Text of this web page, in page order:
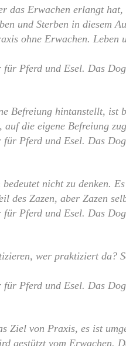
das Erwachen erlangt
und Sterben in diesem
ohne Erwachen. Leben
Pferd und Esel. Das
Befreiung hintanstellt, ist
die eigene Befreiung
Pferd und Esel. Das
nicht zu denken.
des Zazen, aber Zazen
Pferd und Esel. Das
wer praktiziert
Pferd und Esel. Das
Ziel von Praxis, es ist
gestützt vom Erwachen.